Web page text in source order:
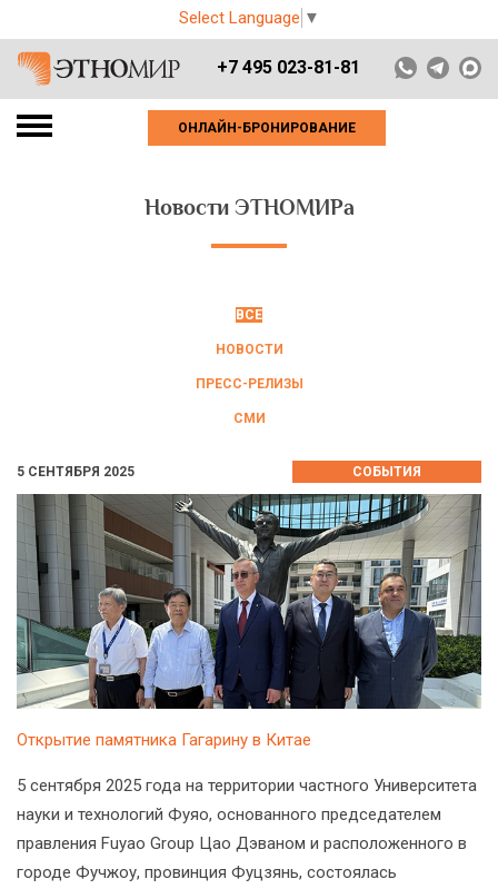
Select Language ▼
+7 495 023-81-81
ОНЛАЙН-БРОНИРОВАНИЕ
Новости ЭТНОМИРа
ВСЕ
НОВОСТИ
ПРЕСС-РЕЛИЗЫ
СМИ
5 СЕНТЯБРЯ 2025 СОБЫТИЯ
Открытие памятника Гагарину в Китае
5 сентября 2025 года на территории частного Университета
науки и технологий Фуяо, основанного председателем
правления Fuyao Group Цао Дэваном и расположенного в
городе Фучжоу, провинция Фуцзянь, состоялась